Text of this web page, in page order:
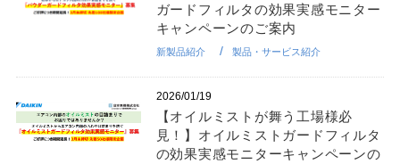
ガードフィルタの効果実感モニター
キャンペーンのご案内
新製品紹介 製品・サービス紹介
2026/01/19
【オイルミストが舞う工場様必
見！】オイルミストガードフィルタ
の効果実感モニターキャンペーンの